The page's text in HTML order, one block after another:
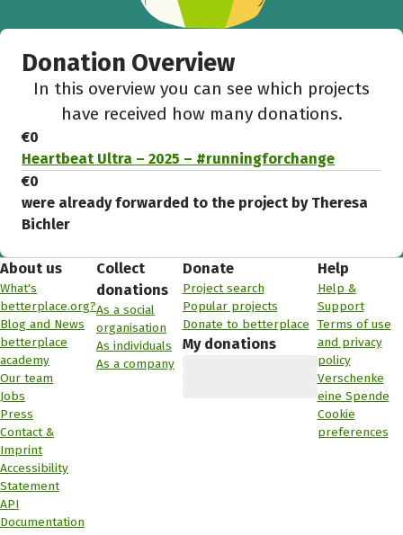
Donation Overview
In this overview you can see which projects
have received how many donations.
€0
Heartbeat Ultra – 2025 – #runningforchange
€0
were already forwarded to the project by Theresa
Bichler
About us
What's
betterplace.org?
Blog and News
betterplace
academy
Our team
Jobs
Press
Contact &
Imprint
Accessibility
Statement
API
Documentation
Collect
donations
As a social
organisation
As individuals
As a company
Donate
Project search
Popular projects
Donate to betterplace
My donations
Help
Help &
Support
Terms of use
and privacy
policy
Verschenke
eine Spende
Cookie
preferences